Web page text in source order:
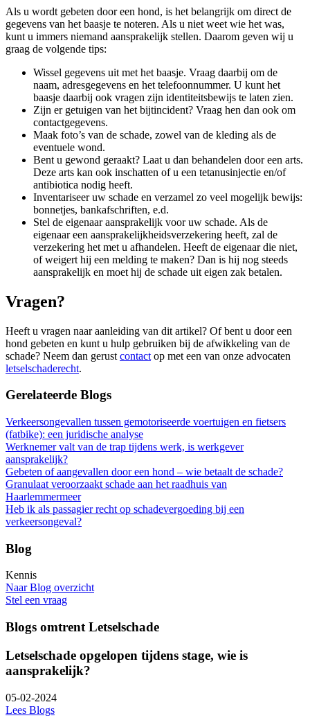
Als u wordt gebeten door een hond, is het belangrijk om direct de
gegevens van het baasje te noteren. Als u niet weet wie het was,
kunt u immers niemand aansprakelijk stellen. Daarom geven wij u
graag de volgende tips:
Wissel gegevens uit met het baasje. Vraag daarbij om de
naam, adresgegevens en het telefoonnummer. U kunt het
baasje daarbij ook vragen zijn identiteitsbewijs te laten zien.
Zijn er getuigen van het bijtincident? Vraag hen dan ook om
contactgegevens.
Maak foto’s van de schade, zowel van de kleding als de
eventuele wond.
Bent u gewond geraakt? Laat u dan behandelen door een arts.
Deze arts kan ook inschatten of u een tetanusinjectie en/of
antibiotica nodig heeft.
Inventariseer uw schade en verzamel zo veel mogelijk bewijs:
bonnetjes, bankafschriften, e.d.
Stel de eigenaar aansprakelijk voor uw schade. Als de
eigenaar een aansprakelijkheidsverzekering heeft, zal de
verzekering het met u afhandelen. Heeft de eigenaar die niet,
of weigert hij een melding te maken? Dan is hij nog steeds
aansprakelijk en moet hij de schade uit eigen zak betalen.
Vragen?
Heeft u vragen naar aanleiding van dit artikel? Of bent u door een
hond gebeten en kunt u hulp gebruiken bij de afwikkeling van de
schade? Neem dan gerust contact op met een van onze advocaten
letselschaderecht.
Gerelateerde Blogs
Verkeersongevallen tussen gemotoriseerde voertuigen en fietsers
(fatbike): een juridische analyse
Werknemer valt van de trap tijdens werk, is werkgever
aansprakelijk?
Gebeten of aangevallen door een hond – wie betaalt de schade?
Granulaat veroorzaakt schade aan het raadhuis van
Haarlemmermeer
Heb ik als passagier recht op schadevergoeding bij een
verkeersongeval?
Blog
Kennis
Naar Blog overzicht
Stel een vraag
Blogs omtrent Letselschade
Letselschade opgelopen tijdens stage, wie is
aansprakelijk?
05-02-2024
Lees Blogs